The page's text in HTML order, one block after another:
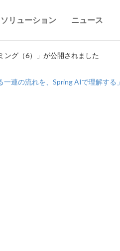
ソリューション ニュース
ング（6）」が公開されました
連の流れを、Spring AIで理解する」